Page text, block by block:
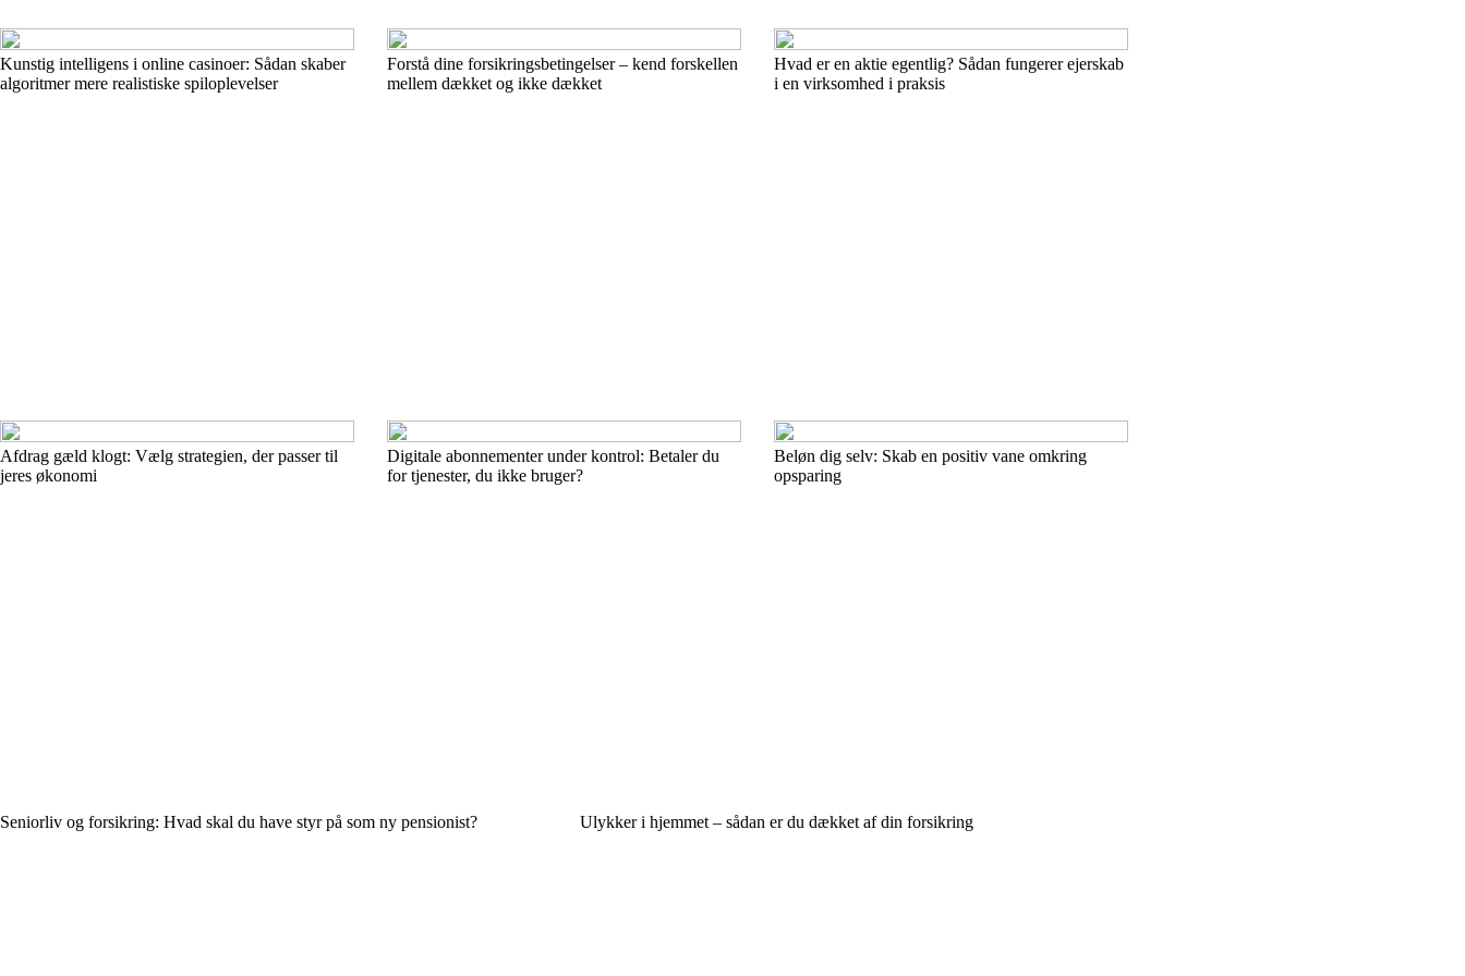
Kunstig intelligens i online casinoer: Sådan skaber
algoritmer mere realistiske spiloplevelser
Forstå dine forsikringsbetingelser – kend forskellen
mellem dækket og ikke dækket
Hvad er en aktie egentlig? Sådan fungerer ejerskab
i en virksomhed i praksis
Afdrag gæld klogt: Vælg strategien, der passer til
jeres økonomi
Digitale abonnementer under kontrol: Betaler du
for tjenester, du ikke bruger?
Beløn dig selv: Skab en positiv vane omkring
opsparing
Seniorliv og forsikring: Hvad skal du have styr på som ny pensionist? Ulykker i hjemmet – sådan er du dækket af din forsikring